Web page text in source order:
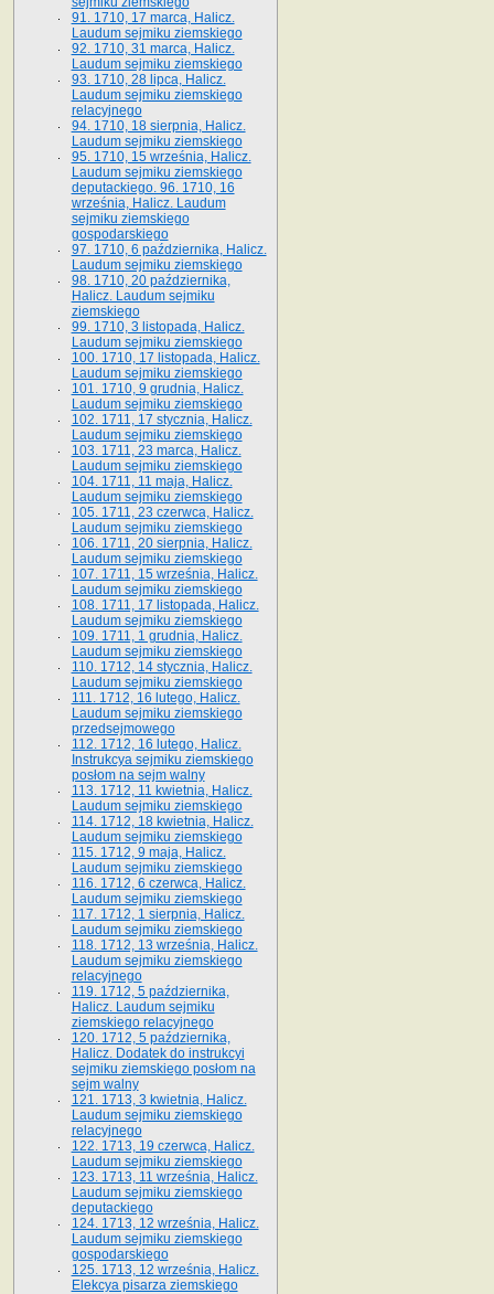
91. 1710, 17 marca, Halicz.
Laudum sejmiku ziemskiego
92. 1710, 31 marca, Halicz.
Laudum sejmiku ziemskiego
93. 1710, 28 lipca, Halicz.
Laudum sejmiku ziemskiego
relacyjnego
94. 1710, 18 sierpnia, Halicz.
Laudum sejmiku ziemskiego
95. 1710, 15 września, Halicz.
Laudum sejmiku ziemskiego
deputackiego. 96. 1710, 16
września, Halicz. Laudum
sejmiku ziemskiego
gospodarskiego
97. 1710, 6 października, Halicz.
Laudum sejmiku ziemskiego
98. 1710, 20 października,
Halicz. Laudum sejmiku
ziemskiego
99. 1710, 3 listopada, Halicz.
Laudum sejmiku ziemskiego
100. 1710, 17 listopada, Halicz.
Laudum sejmiku ziemskiego
101. 1710, 9 grudnia, Halicz.
Laudum sejmiku ziemskiego
102. 1711, 17 stycznia, Halicz.
Laudum sejmiku ziemskiego
103. 1711, 23 marca, Halicz.
Laudum sejmiku ziemskiego
104. 1711, 11 maja, Halicz.
Laudum sejmiku ziemskiego
105. 1711, 23 czerwca, Halicz.
Laudum sejmiku ziemskiego
106. 1711, 20 sierpnia, Halicz.
Laudum sejmiku ziemskiego
107. 1711, 15 września, Halicz.
Laudum sejmiku ziemskiego
108. 1711, 17 listopada, Halicz.
Laudum sejmiku ziemskiego
109. 1711, 1 grudnia, Halicz.
Laudum sejmiku ziemskiego
110. 1712, 14 stycznia, Halicz.
Laudum sejmiku ziemskiego
111. 1712, 16 lutego, Halicz.
Laudum sejmiku ziemskiego
przedsejmowego
112. 1712, 16 lutego, Halicz.
Instrukcya sejmiku ziemskiego
posłom na sejm walny
113. 1712, 11 kwietnia, Halicz.
Laudum sejmiku ziemskiego
114. 1712, 18 kwietnia, Halicz.
Laudum sejmiku ziemskiego
115. 1712, 9 maja, Halicz.
Laudum sejmiku ziemskiego
116. 1712, 6 czerwca, Halicz.
Laudum sejmiku ziemskiego
117. 1712, 1 sierpnia, Halicz.
Laudum sejmiku ziemskiego
118. 1712, 13 września, Halicz.
Laudum sejmiku ziemskiego
relacyjnego
119. 1712, 5 października,
Halicz. Laudum sejmiku
ziemskiego relacyjnego
120. 1712, 5 października,
Halicz. Dodatek do instrukcyi
sejmiku ziemskiego posłom na
sejm walny
121. 1713, 3 kwietnia, Halicz.
Laudum sejmiku ziemskiego
relacyjnego
122. 1713, 19 czerwca, Halicz.
Laudum sejmiku ziemskiego
123. 1713, 11 września, Halicz.
Laudum sejmiku ziemskiego
deputackiego
124. 1713, 12 września, Halicz.
Laudum sejmiku ziemskiego
gospodarskiego
125. 1713, 12 września, Halicz.
Elekcya pisarza ziemskiego